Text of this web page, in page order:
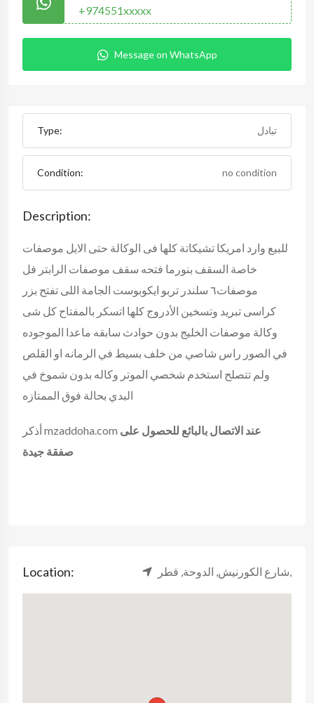
+974551xxxxx
Message on WhatsApp
Type: تبادل
Condition: no condition
Description:
للبيع وارد امريكا تشيكاتة كلها فى الوكالة حتى الايل موصفات
خاصة السقف بنورما فتحه سقف موصفات الرابتر فل
موصفات٦ سلندر تربو ايكوبوست الجامة اللى تفتح بزر
كراسى تبريد وتسخين الأدروج كلها اتسكر بالمفتاح كل شى
وكالة موصفات الخليج بدون حوادث سابقه ماعدا الموجوده
في الصور راس شاصي من خلف بسيط في الرمانه او القلص
ولم تتصلح استخدم شخصي الموتر وكاله بدون شموخ في
البدي بحالة فوق الممتازه
أذكر mzaddoha.com
صفقة جيدة
Location: شارع الكورنيش, الدوحة, قطر,